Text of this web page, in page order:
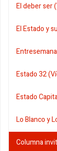
El deber ser
El Estado y
Estado 32
Estado
Lo Blanco y
Columna